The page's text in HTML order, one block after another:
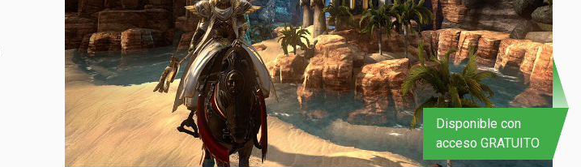
Disponible con
acceso GRATUITO